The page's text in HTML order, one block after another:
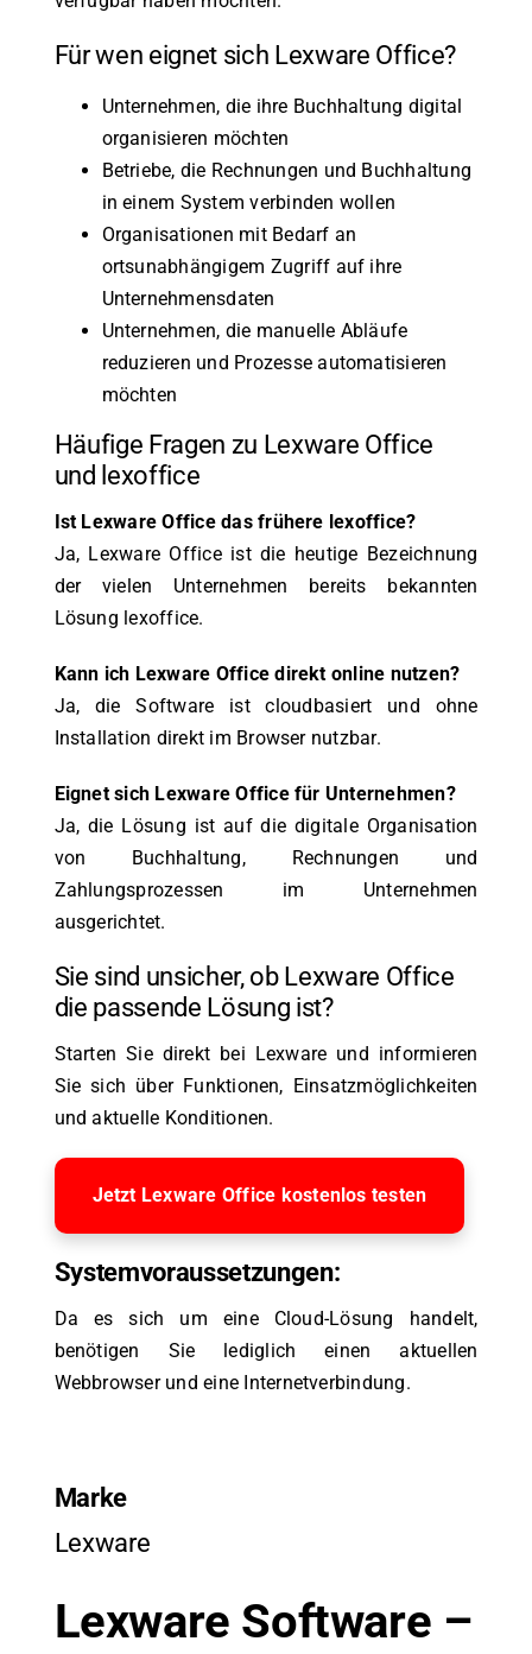
Für wen eignet sich Lexware Office?
Unternehmen, die ihre Buchhaltung digital
organisieren möchten
Betriebe, die Rechnungen und Buchhaltung
in einem System verbinden wollen
Organisationen mit Bedarf an
ortsunabhängigem Zugriff auf ihre
Unternehmensdaten
Unternehmen, die manuelle Abläufe
reduzieren und Prozesse automatisieren
möchten
Häufige Fragen zu Lexware Office
und lexoffice
Ist Lexware Office das frühere lexoffice?
Ja, Lexware Office ist die heutige Bezeichnung
der vielen Unternehmen bereits bekannten
Lösung lexoffice.
Kann ich Lexware Office direkt online nutzen?
Ja, die Software ist cloudbasiert und ohne
Installation direkt im Browser nutzbar.
Eignet sich Lexware Office für Unternehmen?
Ja, die Lösung ist auf die digitale Organisation
von Buchhaltung, Rechnungen und
Zahlungsprozessen im Unternehmen
ausgerichtet.
Sie sind unsicher, ob Lexware Office
die passende Lösung ist?
Starten Sie direkt bei Lexware und informieren
Sie sich über Funktionen, Einsatzmöglichkeiten
und aktuelle Konditionen.
Jetzt Lexware Office kostenlos testen
Systemvoraussetzungen:
Da es sich um eine Cloud-Lösung handelt,
benötigen Sie lediglich einen aktuellen
Webbrowser und eine Internetverbindung.
Marke
Lexware
Lexware Software –